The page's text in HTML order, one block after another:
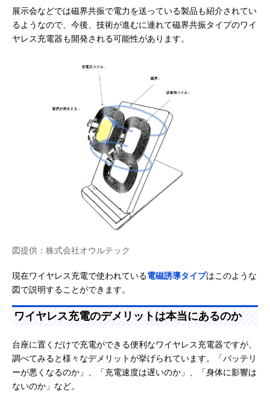
展示会などでは磁界共振で電力を送っている製品も紹介されてい
るようなので、今後、技術が進むに連れて磁界共振タイプのワイ
ヤレス充電器も開発される可能性があります。
図提供：株式会社オウルテック
現在ワイヤレス充電で使われている電磁誘導タイプはこのような
図で説明することができます。
ワイヤレス充電のデメリットは本当にあるのか
台座に置くだけで充電ができる便利なワイヤレス充電器ですが、
調べてみると様々なデメリットが挙げられています。「バッテリ
ーが悪くなるのか」、「充電速度は遅いのか」、「身体に影響は
ないのか」など。